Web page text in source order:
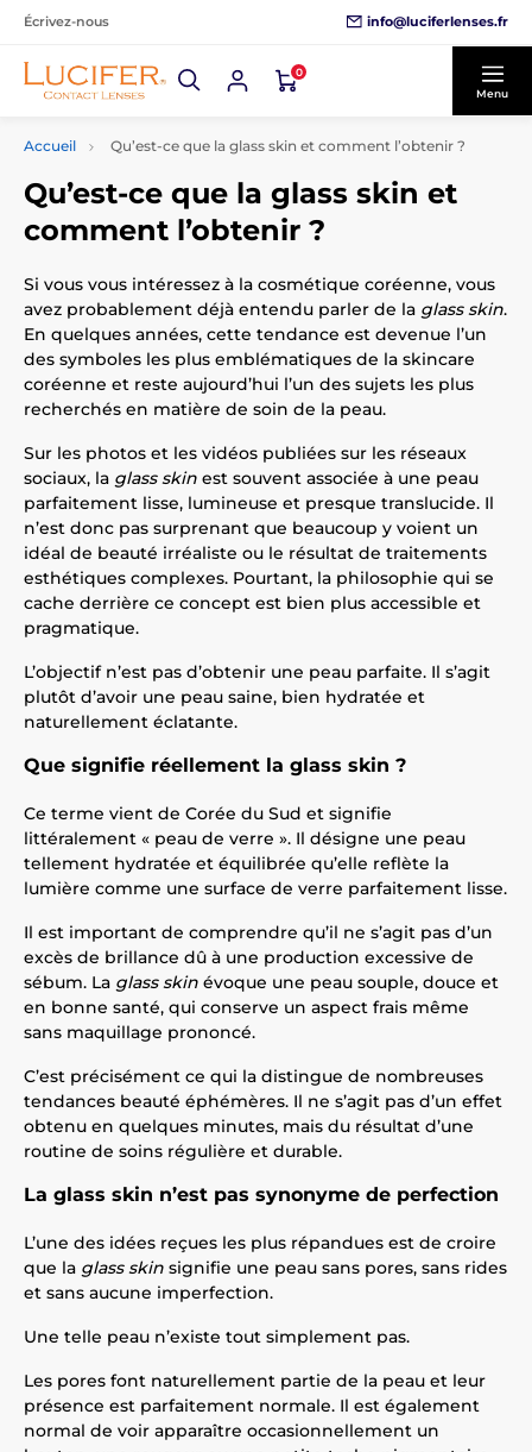
Écrivez-nous info@luciferlenses.fr
0
Menu
Accueil Qu’est-ce que la glass skin et comment l’obtenir ?
Qu’est-ce que la glass skin et
comment l’obtenir ?
Si vous vous intéressez à la cosmétique coréenne, vous
avez probablement déjà entendu parler de la glass skin.
En quelques années, cette tendance est devenue l’un
des symboles les plus emblématiques de la skincare
coréenne et reste aujourd’hui l’un des sujets les plus
recherchés en matière de soin de la peau.
Sur les photos et les vidéos publiées sur les réseaux
sociaux, la glass skin est souvent associée à une peau
parfaitement lisse, lumineuse et presque translucide. Il
n’est donc pas surprenant que beaucoup y voient un
idéal de beauté irréaliste ou le résultat de traitements
esthétiques complexes. Pourtant, la philosophie qui se
cache derrière ce concept est bien plus accessible et
pragmatique.
L’objectif n’est pas d’obtenir une peau parfaite. Il s’agit
plutôt d’avoir une peau saine, bien hydratée et
naturellement éclatante.
Que signifie réellement la glass skin ?
Ce terme vient de Corée du Sud et signifie
littéralement « peau de verre ». Il désigne une peau
tellement hydratée et équilibrée qu’elle reflète la
lumière comme une surface de verre parfaitement lisse.
Il est important de comprendre qu’il ne s’agit pas d’un
excès de brillance dû à une production excessive de
sébum. La glass skin évoque une peau souple, douce et
en bonne santé, qui conserve un aspect frais même
sans maquillage prononcé.
C’est précisément ce qui la distingue de nombreuses
tendances beauté éphémères. Il ne s’agit pas d’un effet
obtenu en quelques minutes, mais du résultat d’une
routine de soins régulière et durable.
La glass skin n’est pas synonyme de perfection
L’une des idées reçues les plus répandues est de croire
que la glass skin signifie une peau sans pores, sans rides
et sans aucune imperfection.
Une telle peau n’existe tout simplement pas.
Les pores font naturellement partie de la peau et leur
présence est parfaitement normale. Il est également
normal de voir apparaître occasionnellement un